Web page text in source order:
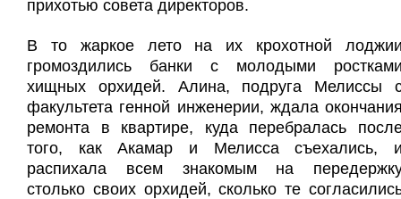
прихотью совета директоров.
В то жаркое лето на их крохотной
громоздились банки с молодыми
хищных орхидей. Алина, подруга Мелиссы
факультета генной инженерии, ждала
ремонта в квартире, куда перебралась
того, как Акамар и Мелисса съехались,
распихала всем знакомым на
столько своих орхидей, сколько те